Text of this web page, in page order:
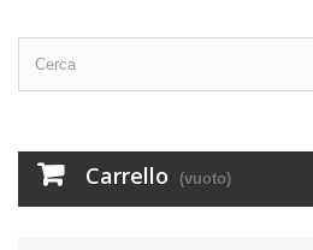
Carrello (vuoto)